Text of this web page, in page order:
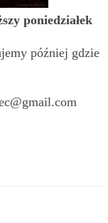
poniedziałek
później gdzie